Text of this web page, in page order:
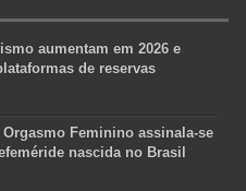
aumentam em 2026 e
de reservas
Feminino assinala-se
nascida no Brasil